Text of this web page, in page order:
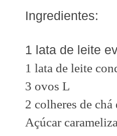
Ingredientes:
1 lata de leite
1 lata de leite
3 ovos L
2 colheres de
Açúcar